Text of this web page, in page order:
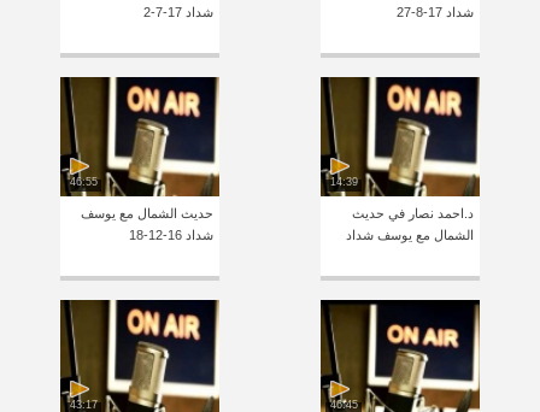
شداد 17-8-27
شداد 17-7-2
14:39
د.احمد نصار في حديث
الشمال مع يوسف شداد
46:55
حديث الشمال مع يوسف
شداد 16-12-18
46:45
43:17